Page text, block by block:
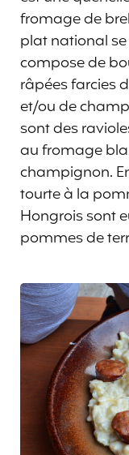
fromage de
plat national
compose de
râpées farcies
et/ou de
sont des
au fromage
champignon.
tourte à la
Hongrois sont
pommes de